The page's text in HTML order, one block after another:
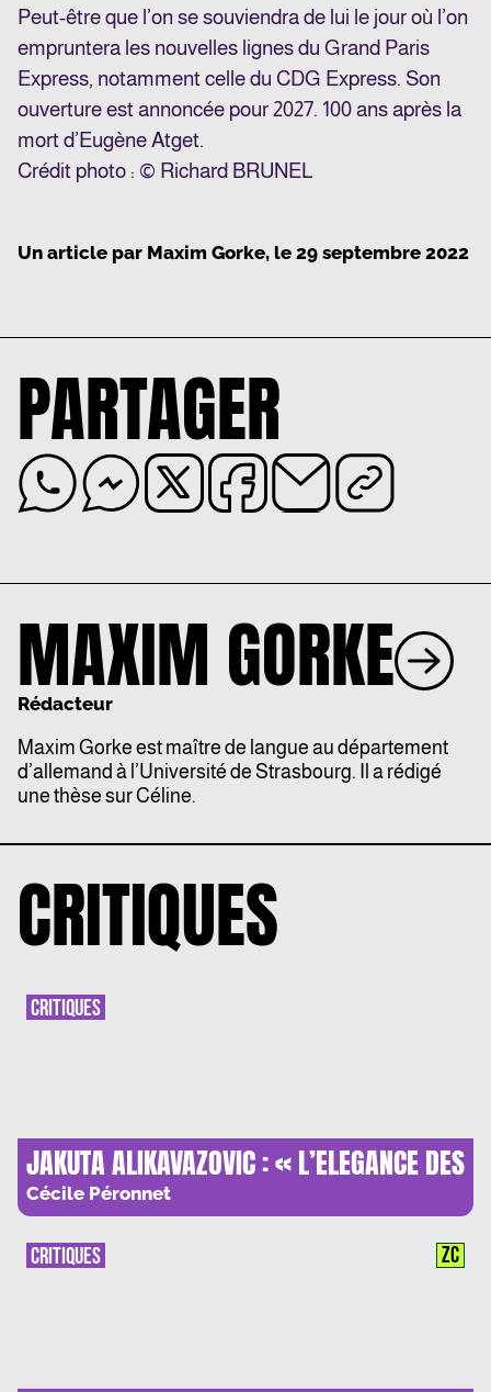
Peut-être que l’on se souviendra de lui le jour où l’on
empruntera les nouvelles lignes du Grand Paris
Express, notamment celle du CDG Express. Son
ouverture est annoncée pour 2027. 100 ans après la
mort d’Eugène Atget.
Crédit photo : © Richard BRUNEL
Un article par Maxim Gorke, le 29 septembre 2022
PARTAGER
MAXIM GORKE
Rédacteur
Maxim Gorke est maître de langue au département
d’allemand à l’Université de Strasbourg. Il a rédigé
une thèse sur Céline.
CRITIQUES
JAKUTA ALIKAVAZOVIC : « L’ELEGANCE DES
MELANCOLIQUES »
Cécile Péronnet
CRITIQUES
CRITIQUES ZC